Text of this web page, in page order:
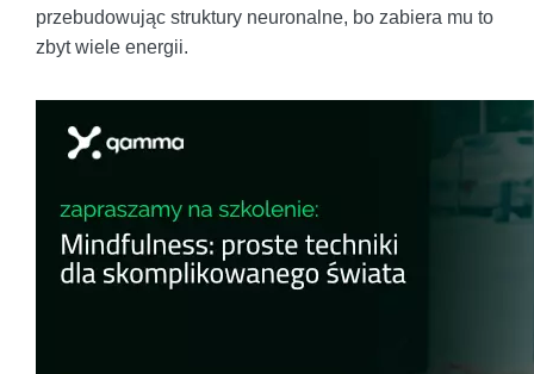
przebudowując struktury neuronalne, bo zabiera mu to
zbyt wiele energii.